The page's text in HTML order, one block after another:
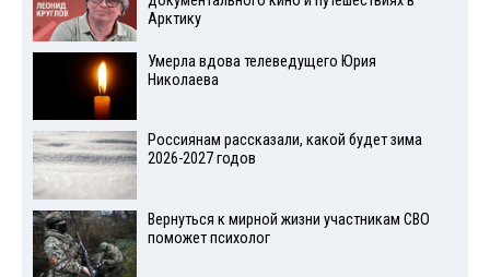
Арктику
Умерла вдова телеведущего Юрия
Николаева
Россиянам рассказали, какой будет зима
2026-2027 годов
Вернуться к мирной жизни участникам СВО
поможет психолог